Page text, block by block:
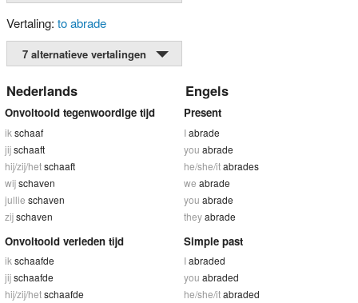
Vertaling: to abrade
7 alternatieve vertalingen
Nederlands Engels
Onvoltooid tegenwoordige tijd
ik schaaf
jijschaaft
hij/zij/hetschaaft
wijschaven
jullie schaven
zijschaven
Present
Iabrade
you abrade
he/she/itabrades
we abrade
you abrade
theyabrade
Onvoltooid verleden tijd
ik schaafde
jijschaafde
hij/zij/hetschaafde
Simple past
Iabraded
you abraded
he/she/itabraded